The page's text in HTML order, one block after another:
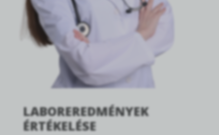
LABOREREDMÉNYEK
ÉRTÉKELÉSE